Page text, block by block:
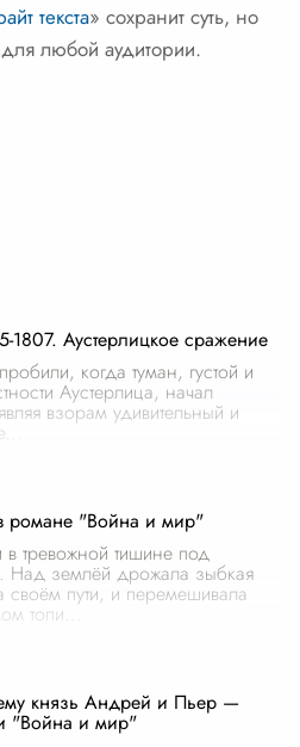
текста» сохранит суть, но
любой аудитории.
Аустерлицкое сражение
когда туман, густой и
Аустерлица, начал
взорам удивительный и
романе "Война и мир"
тревожной тишине под
Над землёй дрожала зыбкая
своём пути, и перемешивала
топи
князь Андрей и Пьер —
"Война и мир"